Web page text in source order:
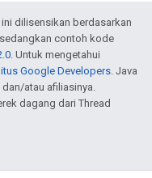
dilisensikan berdasarkan
contoh kode
. Untuk mengetahui
Google Developers. Java
atau afiliasinya.
dagang dari Thread